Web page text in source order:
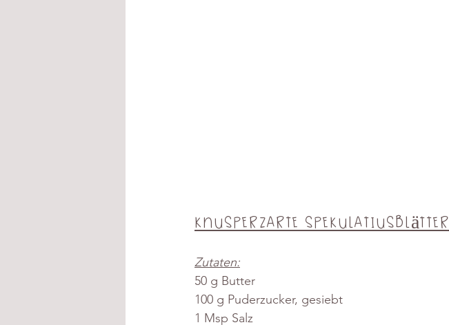
Knusperzarte Spekulatiusblätter
Zutaten:
50 g Butter
100 g Puderzucker, gesiebt
1 Msp Salz